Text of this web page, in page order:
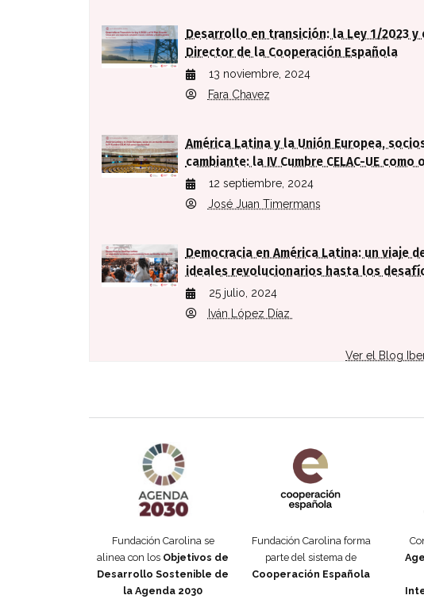
Desarrollo en transición: la Ley 1/2023 y
Director de la Cooperación Española
13 noviembre, 2024
Fara Chavez
América Latina y la Unión Europea,
cambiante: la IV Cumbre CELAC-UE como
12 septiembre, 2024
José Juan Timermans
Democracia en América Latina: un viaje
ideales revolucionarios hasta los
25 julio, 2024
Iván López Díaz
Ver el Blog
Fundación Carolina se
alinea con los Objetivos de
Desarrollo Sostenible de
la Agenda 2030
Fundación Carolina forma
parte del sistema de
Cooperación Española